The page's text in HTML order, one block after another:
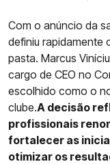
Com o anúncio da
definiu rapidamente
pasta. Marcus
cargo de CEO no
escolhido como o
clube.A decisão
profissionais
fortalecer as
otimizar os